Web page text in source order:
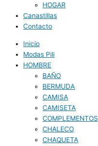
HOGAR
Canastillas
Contacto
Inicio
Modas Pili
HOMBRE
BAÑO
BERMUDA
CAMISA
CAMISETA
COMPLEMENTOS
CHALECO
CHAQUETA